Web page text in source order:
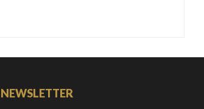
NEWSLETTER